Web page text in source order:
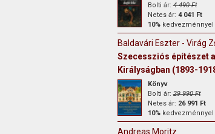
Bolti ár:4 490 Ft
Netes ár: 4 041 Ft
10%kedvezménnyel
Baldavári Eszter - Virág
Szecessziós építészet
Királyságban (1893-
Könyv
Bolti ár:29 990 Ft
Netes ár: 26 991 Ft
10%kedvezménnyel
Andreas Moritz